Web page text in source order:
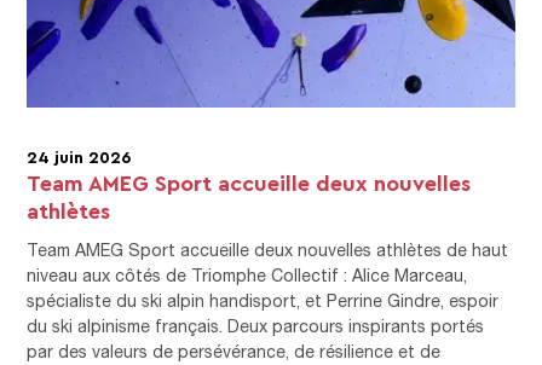
24 juin 2026
Team AMEG Sport accueille deux nouvelles
athlètes
Team AMEG Sport accueille deux nouvelles athlètes de haut
niveau aux côtés de Triomphe Collectif : Alice Marceau,
spécialiste du ski alpin handisport, et Perrine Gindre, espoir
du ski alpinisme français. Deux parcours inspirants portés
par des valeurs de persévérance, de résilience et de